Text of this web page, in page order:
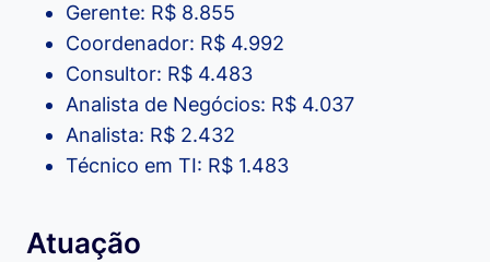
Gerente: R$ 8.855
Coordenador: R$ 4.992
Consultor: R$ 4.483
Analista de Negócios: R$ 4.037
Analista: R$ 2.432
Técnico em TI: R$ 1.483
Atuação